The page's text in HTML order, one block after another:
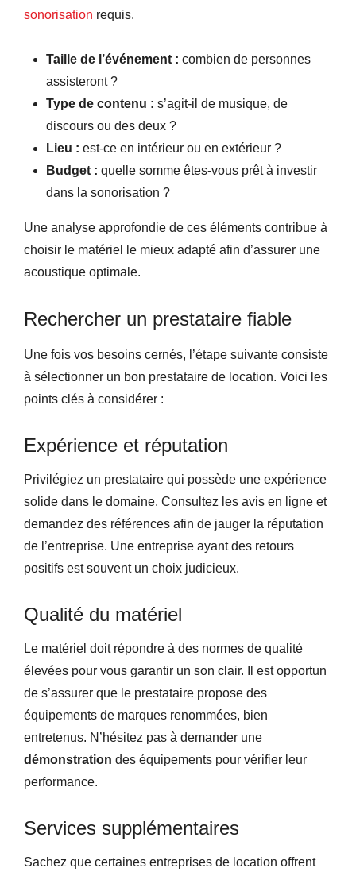
sonorisation requis.
Taille de l’événement : combien de personnes
assisteront ?
Type de contenu : s’agit-il de musique, de
discours ou des deux ?
Lieu : est-ce en intérieur ou en extérieur ?
Budget : quelle somme êtes-vous prêt à investir
dans la sonorisation ?
Une analyse approfondie de ces éléments contribue à
choisir le matériel le mieux adapté afin d’assurer une
acoustique optimale.
Rechercher un prestataire fiable
Une fois vos besoins cernés, l’étape suivante consiste
à sélectionner un bon prestataire de location. Voici les
points clés à considérer :
Expérience et réputation
Privilégiez un prestataire qui possède une expérience
solide dans le domaine. Consultez les avis en ligne et
demandez des références afin de jauger la réputation
de l’entreprise. Une entreprise ayant des retours
positifs est souvent un choix judicieux.
Qualité du matériel
Le matériel doit répondre à des normes de qualité
élevées pour vous garantir un son clair. Il est opportun
de s’assurer que le prestataire propose des
équipements de marques renommées, bien
entretenus. N’hésitez pas à demander une
démonstration des équipements pour vérifier leur
performance.
Services supplémentaires
Sachez que certaines entreprises de location offrent